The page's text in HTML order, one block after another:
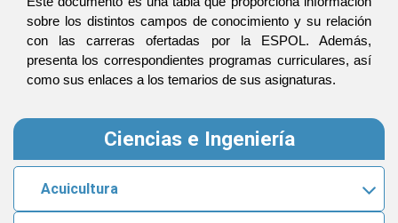
sobre los distintos campos de conocimiento y su relación
con las carreras ofertadas por la ESPOL. Además,
presenta los correspondientes programas curriculares, así
como sus enlaces a los temarios de sus asignaturas.
Ciencias e Ingeniería
Acuicultura